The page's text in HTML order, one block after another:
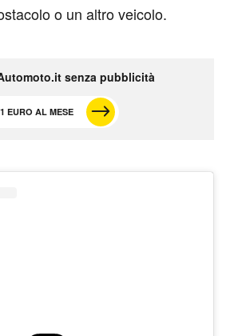
o un altro veicolo.
senza pubblicità
1 EURO AL MESE